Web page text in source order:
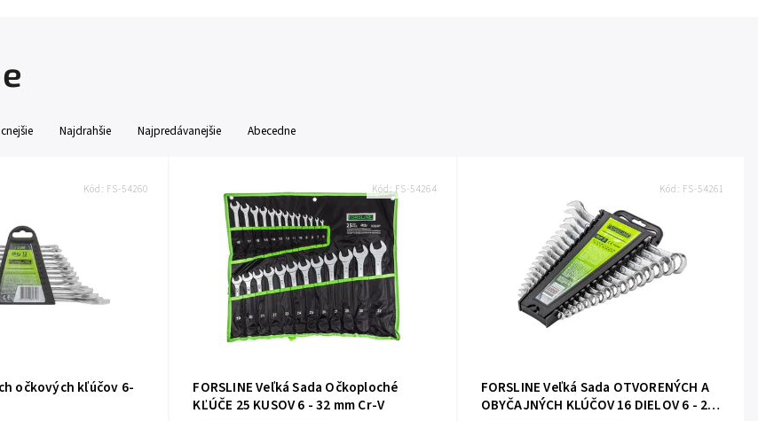
Najdrahšie Najpredávanejšie Abecedne
očkových kľúčov 6-
Kód: FS-54260
FORSLINE Veľká Sada Očkoploché
KĽÚČE 25 KUSOV 6 - 32 mm Cr-V
Kód:FS-54264
FORSLINE Veľká Sada OTVORENÝCH A
OBYČAJNÝCH KLÚČOV 16 DIELOV 6 - 24
Kód: FS-54261